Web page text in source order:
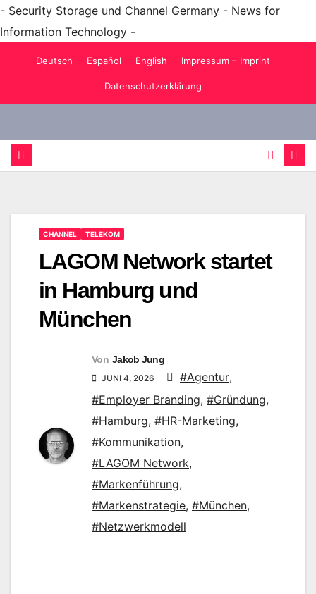
- Security Storage und Channel Germany - News for
Information Technology -
Deutsch Español English Impressum – Imprint
Datenschutzerklärung
CHANNEL TELEKOM
LAGOM Network startet
in Hamburg und
München
Von Jakob Jung
JUNI 4, 2026 #Agentur,
#Employer Branding, #Gründung,
#Hamburg, #HR-Marketing,
#Kommunikation,
#LAGOM Network,
#Markenführung,
#Markenstrategie, #München,
#Netzwerkmodell